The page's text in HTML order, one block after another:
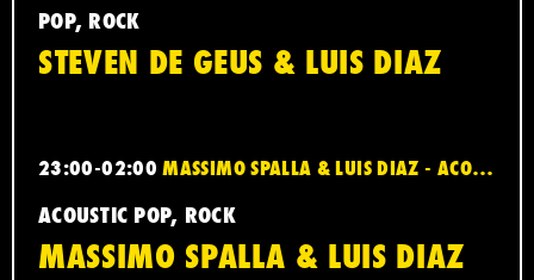
POP, ROCK
STEVEN DE GEUS & LUIS DIAZ
23:00-02:00 MASSIMO SPALLA & LUIS DIAZ - ACOUSTIC POP, ROCK
ACOUSTIC POP, ROCK
MASSIMO SPALLA & LUIS DIAZ